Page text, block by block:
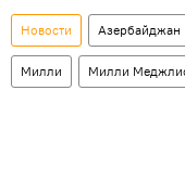
Новости Азербайджан
Милли Милли